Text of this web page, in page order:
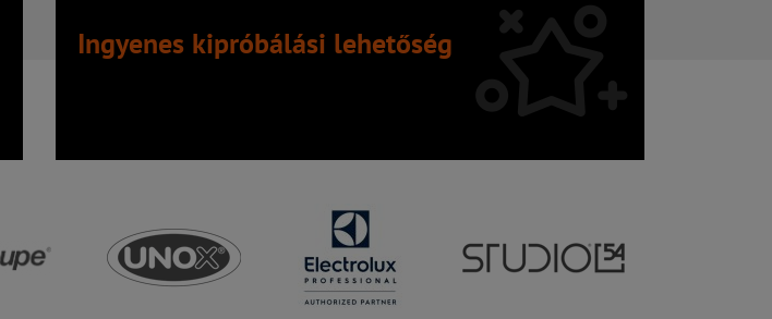
Ingyenes kipróbálási lehetőség